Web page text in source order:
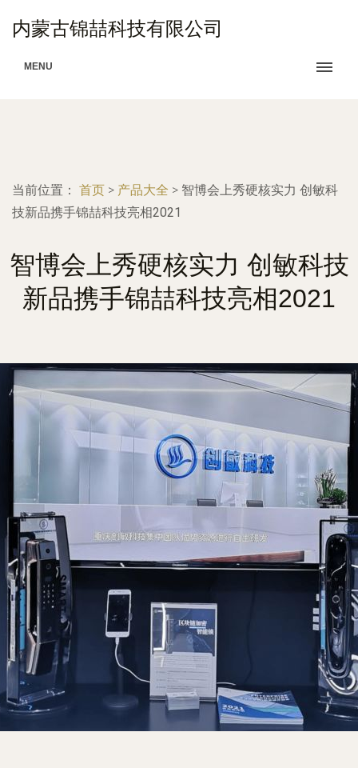
内蒙古锦喆科技有限公司
MENU
当前位置： 首页 > 产品大全 > 智博会上秀硬核实力 创敏科
技新品携手锦喆科技亮相2021
智博会上秀硬核实力 创敏科技
新品携手锦喆科技亮相2021